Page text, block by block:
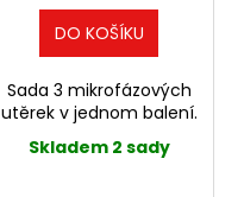
DO KOŠÍKU
Sada 3 mikrofázových
utěrek v jednom balení.
Skladem 2 sady